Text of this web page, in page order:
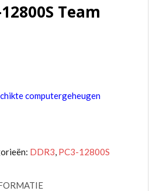
Team
computergeheugen
DDR3, PC3-12800S